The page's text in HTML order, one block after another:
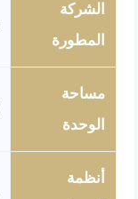
الشركة
المطورة
مساحة
الوحدة
أنظمة